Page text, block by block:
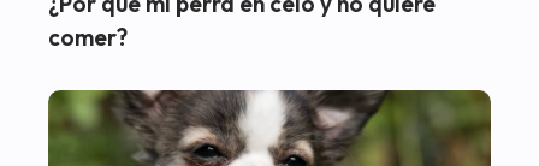
comer?